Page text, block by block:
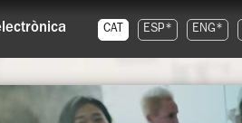
CAT ESP* ENG*